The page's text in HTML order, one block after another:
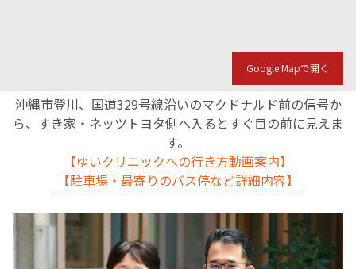
Google Mapで開く
沖縄市登川、国道329号線沿いのマクドナルド前の信号か
ら、すき家・ネッツトヨタ側へ入るとすぐ目の前に見えま
す。
【ゆいクリニックへの行き方動画案内】
【駐車場・最寄りのバス停など詳細内容】